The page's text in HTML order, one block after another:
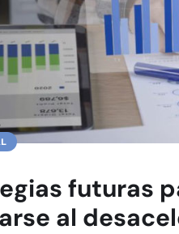
futuras
al